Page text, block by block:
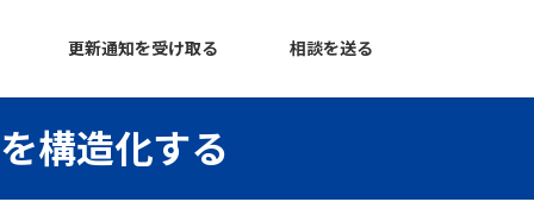
更新通知を受け取る 相談を送る
構造化する